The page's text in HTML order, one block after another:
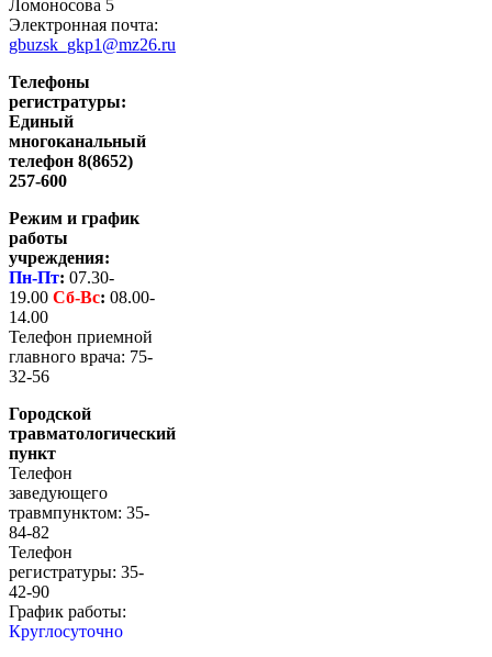
Ломоносова 5
Электронная почта:
gbuzsk_gkp1@mz26.ru
Телефоны
регистратуры:
Единый
многоканальный
телефон 8(8652)
257-600
Режим и график
работы
учреждения:
Пн-Пт: 07.30-
19.00 Сб-Вс: 08.00-
14.00
Телефон приемной
главного врача: 75-
32-56
Городской
травматологический
пункт
Телефон
заведующего
травмпунктом: 35-
84-82
Телефон
регистратуры: 35-
42-90
График работы:
Круглосуточно